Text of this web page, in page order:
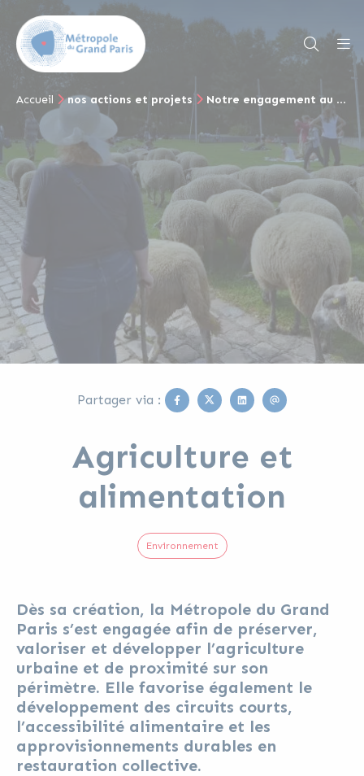
Accueil nos actions et projets Notre engagement au quotidien
Partager via : Facebook
TwitterLinkedinEmail
Agriculture et
alimentation
Environnement
Dès sa création, la Métropole du Grand
Paris s’est engagée afin de préserver,
valoriser et développer l’agriculture
urbaine et de proximité sur son
périmètre. Elle favorise également le
développement des circuits courts,
l’accessibilité alimentaire et les
approvisionnements durables en
restauration collective.